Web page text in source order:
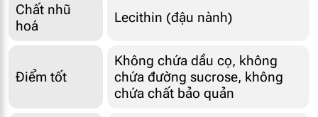
Chất nhũ
hoá
Lecithin (đậu nành)
Điểm tốt
Không chứa dầu cọ, không
chứa đường sucrose, không
chứa chất bảo quản